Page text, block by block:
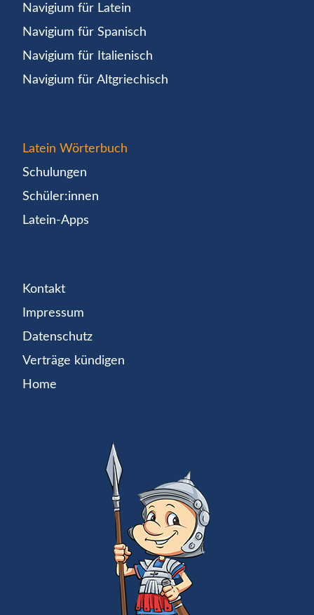
Navigium für Latein
Navigium für Spanisch
Navigium für Italienisch
Navigium für Altgriechisch
Latein Wörterbuch
Schulungen
Schüler:innen
Latein-Apps
Kontakt
Impressum
Datenschutz
Verträge kündigen
Home